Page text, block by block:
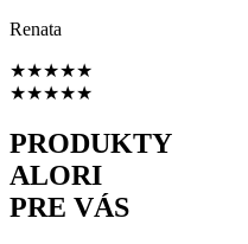
Renata
★★★★★
★★★★★
PRODUKTY
ALORI
PRE VÁS